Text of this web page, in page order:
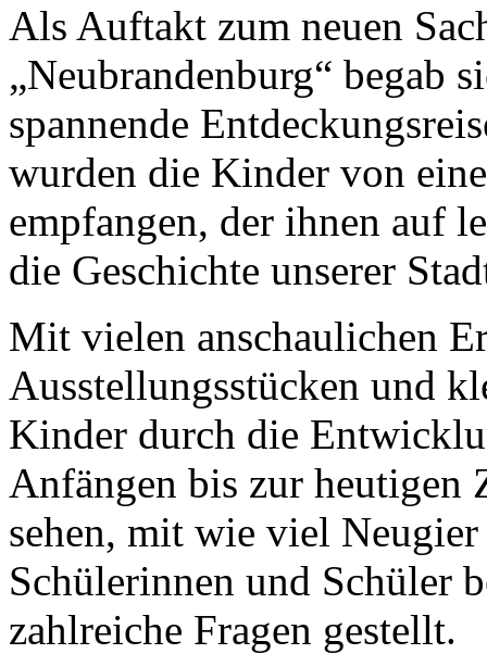
Als Auftakt zum neuen
„Neubrandenburg“ begab
spannende
wurden die Kinder von
empfangen, der ihnen auf
die Geschichte unserer
Mit vielen anschaulichen
Ausstellungsstücken und
Kinder durch die
Anfängen bis zur heutigen
sehen, mit wie viel
Schülerinnen und Schüler
zahlreiche Fragen gestellt.